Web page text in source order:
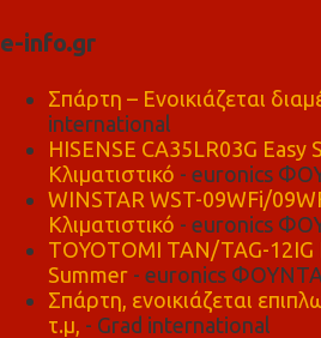
e-info.gr
Σπάρτη – Ενοικιάζεται
international
HISENSE CA35LR03G
Κλιματιστικό - euronics
WINSTAR WST-09WFi/
Κλιματιστικό - euronics
TOYOTOMI TAN/TAG-
Summer - euronics
Σπάρτη, ενοικιάζεται
τ.μ, - Grad international